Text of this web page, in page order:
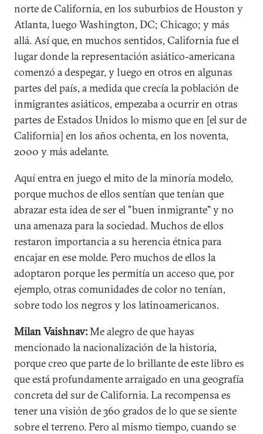
norte de California, en los suburbios de Houston y
Atlanta, luego Washington, DC; Chicago; y más
allá. Así que, en muchos sentidos, California fue el
lugar donde la representación asiático-americana
comenzó a despegar, y luego en otros en algunas
partes del país, a medida que crecía la población de
inmigrantes asiáticos, empezaba a ocurrir en otras
partes de Estados Unidos lo mismo que en [el sur de
California] en los años ochenta, en los noventa,
2000 y más adelante.
Aquí entra en juego el mito de la minoría modelo,
porque muchos de ellos sentían que tenían que
abrazar esta idea de ser el "buen inmigrante" y no
una amenaza para la sociedad. Muchos de ellos
restaron importancia a su herencia étnica para
encajar en ese molde. Pero muchos de ellos la
adoptaron porque les permitía un acceso que, por
ejemplo, otras comunidades de color no tenían,
sobre todo los negros y los latinoamericanos.
Milan Vaishnav:Me alegro de que hayas
mencionado la nacionalización de la historia,
porque creo que parte de lo brillante de este libro es
que está profundamente arraigado en una geografía
concreta del sur de California. La recompensa es
tener una visión de 360 grados de lo que se siente
sobre el terreno. Pero al mismo tiempo, cuando se